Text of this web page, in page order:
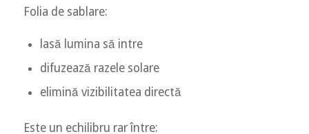
Folia de sablare:
lasă lumina să intre
difuzează razele solare
elimină vizibilitatea directă
Este un echilibru rar între: